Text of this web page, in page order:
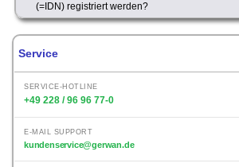
(=IDN) registriert werden?
Service
SERVICE-HOTLINE
+49 228 / 96 96 77-0
E-MAIL SUPPORT
kundenservice@gerwan.de